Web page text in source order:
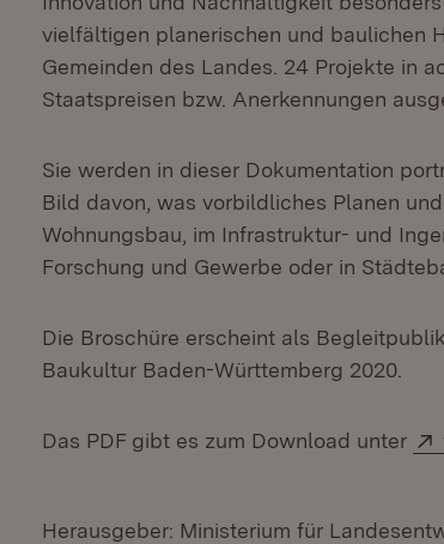
vielfältigen planerischen und baulichen
Gemeinden des Landes. 24 Projekte in
Staatspreisen bzw. Anerkennungen
Sie werden in dieser Dokumentation
Bild davon, was vorbildliches Planen
Wohnungsbau, im Infrastruktur- und
Forschung und Gewerbe oder in
Die Broschüre erscheint als
Baukultur Baden-Württemberg 2020.
Das PDF gibt es zum Download unter
Herausgeber: Ministerium für